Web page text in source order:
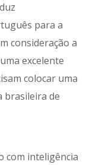
para a
consideração a
excelente
colocar uma
brasileira de
com inteligência